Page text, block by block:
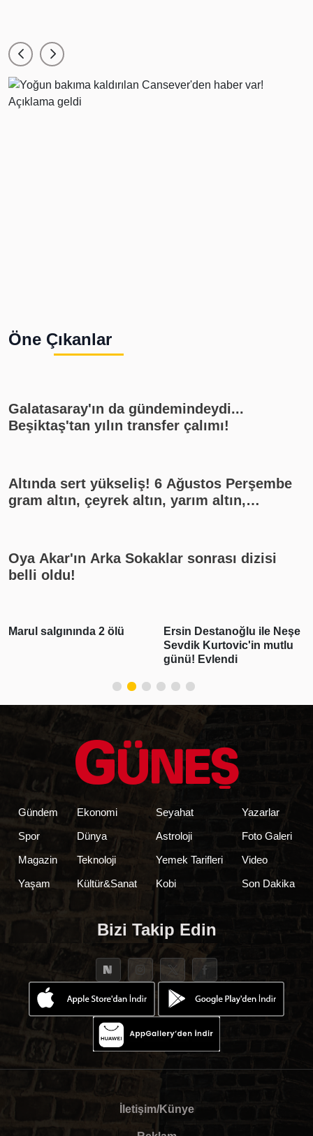
Öne Çıkanlar
Galatasaray'ın da gündemindeydi...
Beşiktaş'tan yılın transfer çalımı!
Altında sert yükseliş! 6 Ağustos Perşembe
gram altın, çeyrek altın, yarım altın,
Oya Akar'ın Arka Sokaklar sonrası dizisi
belli oldu!
Ersin Destanoğlu ile Neşe
Deniz Can Aktaş ve
Devrim Özkan aşk
Romantik paylaşım geldi
Gündem
Spor
Magazin
Yaşam
Ekonomi
Dünya
Teknoloji
Kültür&Sanat
Seyahat
Astroloji
Yemek Tarifleri
Kobi
Yazarlar
Foto Galeri
Video
Son Dakika
Bizi Takip Edin
İletişim/Künye